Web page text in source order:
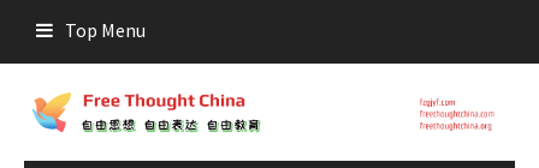
content
Top Menu